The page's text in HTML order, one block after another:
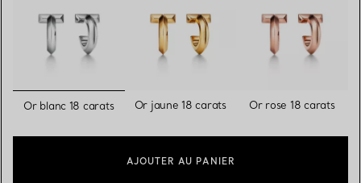
sélectionnés
Or blanc 18 carats Or jaune 18 carats Or rose 18 carats
AJOUTER AU PANIER